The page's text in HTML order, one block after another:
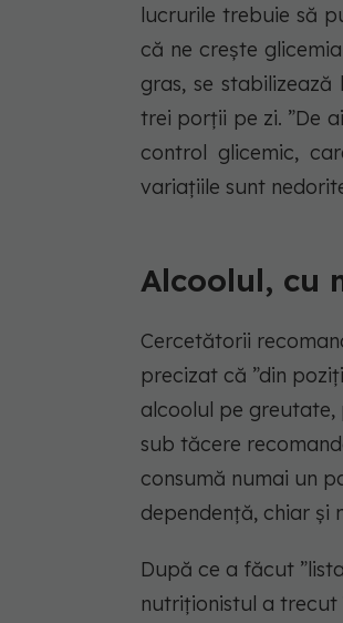
lucrurile trebuie să
că ne crește
gras, se
trei porții pe zi. ”De
control glicemic,
variațiile sunt
Alcoolul, cu
Cercetătorii
precizat că ”din
alcoolul pe greutate,
sub tăcere
consumă numai un
dependență, chiar și
După ce a făcut
nutriționistul a trecut